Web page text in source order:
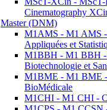
Cinematography
Master (DNM)
M1AMS - M1 AMS -
Appliquées et
M1BBH - M1 BBH -
Biotechnologie et
M1BME - M1 BME
BioMédicale
M1CHI - M1 CHI -